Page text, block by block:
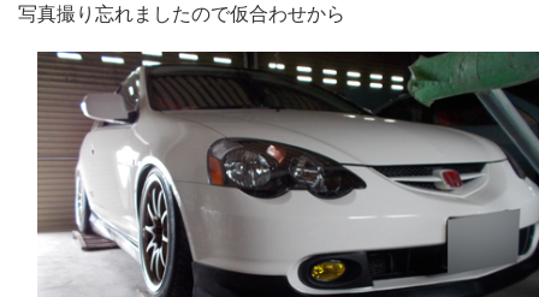
写真撮り忘れましたので仮合わせから